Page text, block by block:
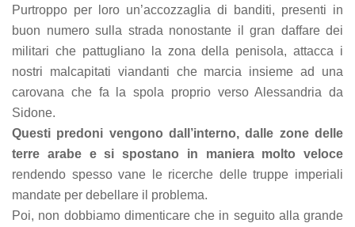
Purtroppo per loro un’accozzaglia di banditi, presenti in
buon numero sulla strada nonostante il gran daffare dei
militari che pattugliano la zona della penisola, attacca i
nostri malcapitati viandanti che marcia insieme ad una
carovana che fa la spola proprio verso Alessandria da
Sidone.
Questi predoni vengono dall’interno, dalle zone delle
terre arabe e si spostano in maniera molto veloce
rendendo spesso vane le ricerche delle truppe imperiali
mandate per debellare il problema.
Poi, non dobbiamo dimenticare che in seguito alla grande